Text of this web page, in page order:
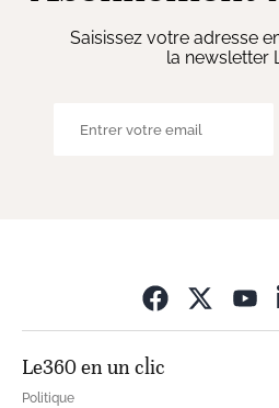
Saisissez votre adresse
la newsletter
Le360 en un clic
Politique